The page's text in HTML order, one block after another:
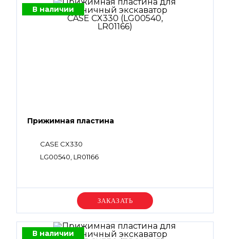
В наличии
Прижимная пластина
CASE CX330
LG00540, LR01166
Уточняйте цену
В наличии